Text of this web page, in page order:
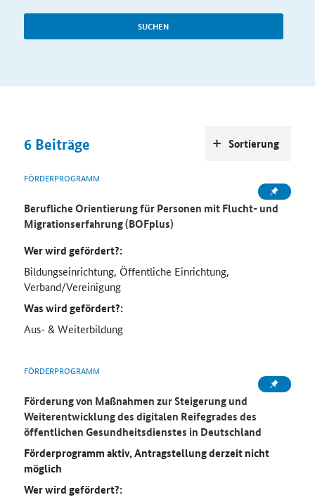
SUCHEN
6 Beiträge
FÖRDERPROGRAMM
Berufliche Orientierung für Personen mit Flucht- und
Migrationserfahrung (BOFplus)
Wer wird gefördert?:
Bildungseinrichtung, Öffentliche Einrichtung,
Verband/Vereinigung
Was wird gefördert?:
Aus- & Weiterbildung
FÖRDERPROGRAMM
Förderung von Maßnahmen zur Steigerung und
Weiterentwicklung des digitalen Reifegrades des
öffentlichen Gesundheitsdienstes in Deutschland
Förderprogramm aktiv, Antragstellung derzeit nicht
möglich
Wer wird gefördert?:
Sortierung